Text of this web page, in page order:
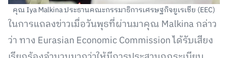
คุณ Iya Malkina ประธานคณะกรรมาธิการเศรษฐกิจยูเรเชีย (EEC)
ในการแถลงข่าวเมื่อวันพุธที่ผ่านมาคุณ Malkina กล่าว
ว่า ทาง Eurasian Economic Commission ได้รับเสียง